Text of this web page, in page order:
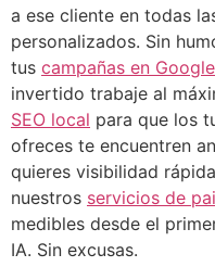
a ese cliente en todas
personalizados. Sin
tus campañas en
invertido trabaje al
SEO local para que los
ofreces te encuentren
quieres visibilidad
nuestros servicios de
medibles desde el
IA. Sin excusas.